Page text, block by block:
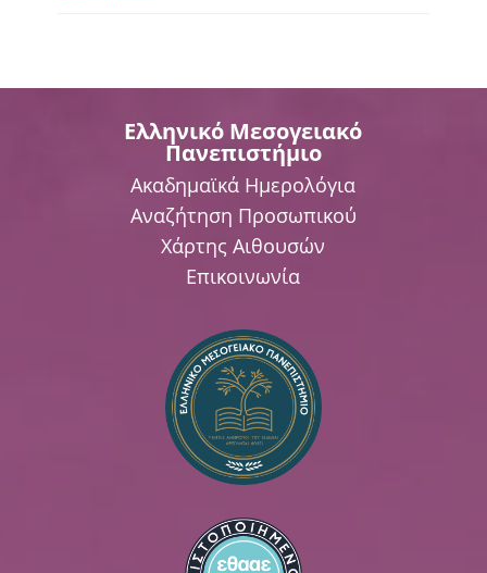
Ελληνικό Μεσογειακό
Πανεπιστήμιο
Ακαδημαϊκά Ημερολόγια
Αναζήτηση Προσωπικού
Χάρτης Αιθουσών
Επικοινωνία